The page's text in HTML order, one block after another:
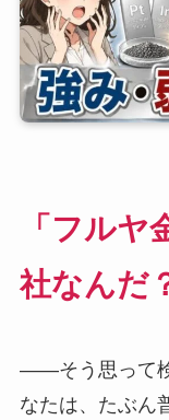
「フル
社なんだ
――そう思って
なたは、たぶん